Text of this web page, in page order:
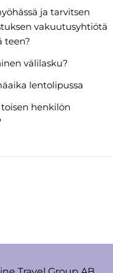
ja tarvitsen
vakuutusyhtiötä
teen?
välilasku?
lentolipussa
henkilön